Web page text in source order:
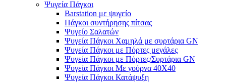
Ψυγεία Πάγκοι
Barstation με ψυγείο
Πάγκοι συντήρησης πίτσας
Ψυγείο Σαλατών
Ψυγεία Πάγκοι Χαμηλά με συρτάρια GN
Ψυγεία Πάγκοι με Πόρτες μεγάλες
Ψυγεία Πάγκοι με Πόρτες/Συρτάρια GN
Ψυγεία Πάγκοι Με γούρνα 40Χ40
Ψυγεία Πάγκοι Κατάψυξη